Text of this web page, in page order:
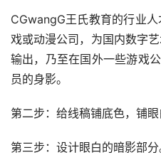
CGwangG王氏教育的行业
戏或动漫公司，为国内数字
输出，乃至在国外一些游戏
员的身影。
第二步：给线稿铺底色，铺眼
第三步：设计眼白的暗影部分